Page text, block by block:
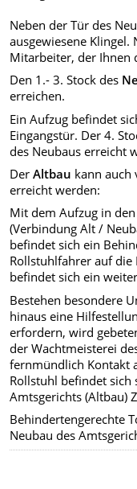
Neben der Tür des
ausgewiesene
Mitarbeiter, der Ihnen
Den 1.- 3. Stock des
erreichen.
Ein Aufzug befindet
Eingangstür. Der 4.
des Neubaus erreicht
DerAltbau kann auch
erreicht werden:
Mit dem Aufzug in
(Verbindung Alt /
befindet sich ein
Rollstuhlfahrer auf die
befindet sich ein
Bestehen besondere
hinaus eine
erfordern, wird
der Wachtmeisterei
fernmündlich Kontakt
Rollstuhl befindet
Amtsgerichts (Altbau)
Behindertengerechte
Neubau des